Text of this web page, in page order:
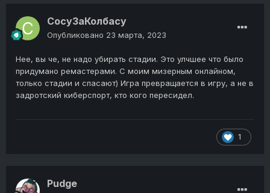
СосуЗаКолбасу
Опубликовано 23 марта, 2023
Нее, вы че, не надо убирать стадии. Это улчшее что было
придумано ремастерами. С моим мизерным онлайном,
только стадии и спасают) Игра превращается в игру, а не в
задротский киберспорт, кто кого пересидел.
1
Pudge